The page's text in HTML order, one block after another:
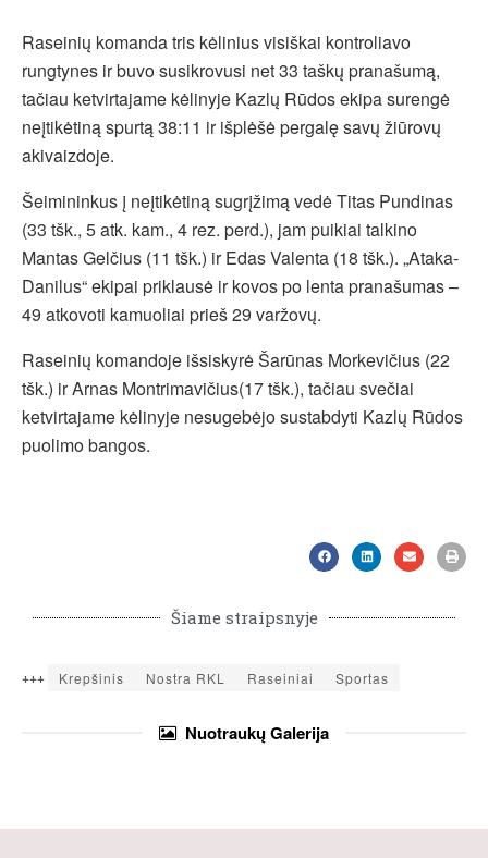
Raseinių komanda tris kėlinius visiškai kontroliavo
rungtynes ir buvo susikrovusi net 33 taškų pranašumą,
tačiau ketvirtajame kėlinyje Kazlų Rūdos ekipa surengė
neįtikėtiną spurtą 38:11 ir išplėšė pergalę savų žiūrovų
akivaizdoje.
Šeimininkus į neįtikėtiną sugrįžimą vedė Titas Pundinas
(33 tšk., 5 atk. kam., 4 rez. perd.), jam puikiai talkino
Mantas Gelčius (11 tšk.) ir Edas Valenta (18 tšk.). „Ataka-
Danilus“ ekipai priklausė ir kovos po lenta pranašumas –
49 atkovoti kamuoliai prieš 29 varžovų.
Raseinių komandoje išsiskyrė Šarūnas Morkevičius (22
tšk.) ir Arnas Montrimavičius(17 tšk.), tačiau svečiai
ketvirtajame kėlinyje nesugebėjo sustabdyti Kazlų Rūdos
puolimo bangos.
Šiame straipsnyje
+++ Krepšinis Nostra RKL Raseiniai Sportas
NuotraukųGalerija